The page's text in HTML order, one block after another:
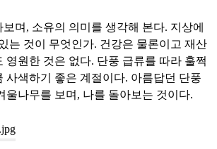
며, 소유의 의미를 생각해 본다. 지상에
는 것이 무엇인가. 건강은 물론이고 재산
영원한 것은 없다. 단풍 급류를 따라 훌쩍
사색하기 좋은 계절이다. 아름답던 단풍
울나무를 보며, 나를 돌아보는 것이다.